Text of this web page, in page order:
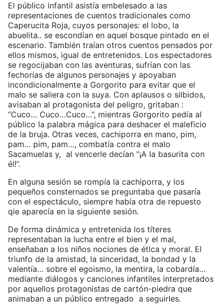
El público infantil asistía embelesado a las
representaciones de cuentos tradicionales como
Caperucita Roja, cuyos personajes: el lobo, la
abuelita.. se escondían en aquel bosque pintado en el
escenario. También traían otros cuentos pensados por
ellos mismos, igual de entretenidos. Los espectadores
se regocijaban con las aventuras, sufrían con las
fechorías de algunos personajes y apoyaban
incondicionalmente a Gorgorito para evitar que el
malo se saliera con la suya. Con aplausos o silbidos,
avisaban al protagonista del peligro, gritaban :
“Cuco… Cuco…Cuco…”, mientras Gorgorito pedía al
público la palabra mágica para deshacer el maleficio
de la bruja. Otras veces, cachiporra en mano, pim,
pam… pim, pam…, combatía contra el malo
Sacamuelas y, al vencerle decían “¡A la basurita con
él!”.
En alguna sesión se rompía la cachiporra, y los
pequeños consternados se preguntaba que pasaría
con el espectáculo, siempre había otra de repuesto
qie aparecía en la siguiente sesión.
De forma dinámica y entretenida los títeres
representaban la lucha entre el bien y el mal,
enseñaban a los niños nociones de étlca y moral. El
triunfo de la amistad, la sinceridad, la bondad y la
valentía… sobre el egoismo, la mentira, la cobardía…
mediante diálogos y canciones infantiles interpretados
por aquellos protagonistas de cartón-piedra que
animaban a un público entregado a seguirles.